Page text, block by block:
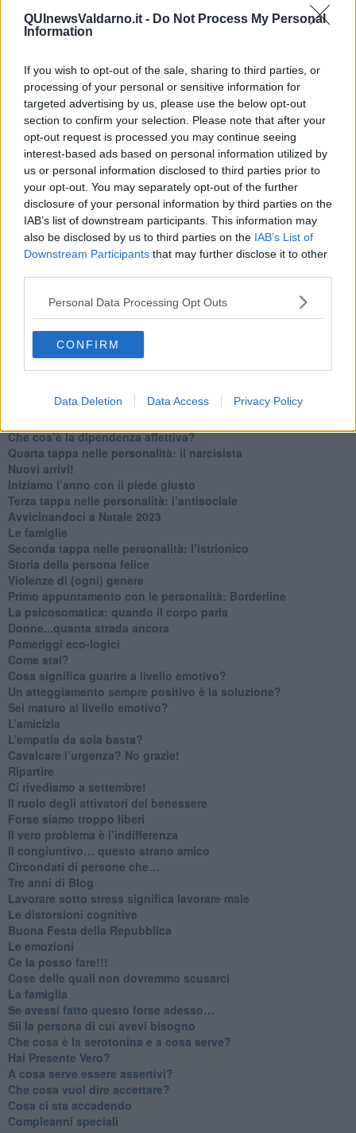
QUInewsValdarno.it - Do Not Process My Personal
Information
If you wish to opt-out of the sale, sharing to third parties, or
processing of your personal or sensitive information for
targeted advertising by us, please use the below opt-out
section to confirm your selection. Please note that after your
opt-out request is processed you may continue seeing
interest-based ads based on personal information utilized by
us or personal information disclosed to third parties prior to
your opt-out. You may separately opt-out of the further
disclosure of your personal information by third parties on the
IAB’s list of downstream participants. This information may
also be disclosed by us to third parties on the IAB’s List of
Downstream Participants that may further disclose it to other
Personal Data Processing Opt Outs
CONFIRM
Data Deletion Data Access Privacy Policy
Vacanze a km zero
​Buone Vacan(si)e!
​Storie antiche di tempi moderni
​Quello che alle mamme non dicono
Adultescenza
Homo imbecillis
​4 anni di Blog
Quando il silenzio è aggressivo
​Il passato, questo conosciuto!
​Clima ballerino e sbalzi d’umore
La maternità
​L’uomo o l’orso?
Non hanno un amico a teatro​
​Tutta una questione di rispetto
​Cose che ci esauriscono
​Vespa che passione!
​Parole d’amore regalate al vento
​Saper pazientare
​Giornata del Fiocchetto Lilla
​Venerdì emozionalmente sostenibile
Contornati di persone che…
Che cos’è la dipendenza affettiva?
Quarta tappa nelle personalità: il narcisista
​Nuovi arrivi!
​Iniziamo l’anno con il piede giusto
​Terza tappa nelle personalità: l’antisociale
​Avvicinandoci a Natale 2023
Le famiglie
Seconda tappa nelle personalità: l’istrionico
​Storia della persona felice
Violenze di (ogni) genere
​Primo appuntamento con le personalità: Borderline
La psicosomatica: quando il corpo parla
Donne...quanta strada ancora
​Pomeriggi eco-logici
​Come stai?
Cosa significa guarire a livello emotivo?
​Un atteggiamento sempre positivo è la soluzione?
​Sei maturo al livello emotivo?
​L’amicizia
​L’empatia da sola basta?
​Cavalcare l’urgenza? No grazie!
Ripartire
​Ci rivediamo a settembre!
​Il ruolo degli attivatori del benessere
​Forse siamo troppo liberi
​Il vero problema è l’indifferenza
​Il congiuntivo… questo strano amico
​Circondati di persone che…
​Tre anni di Blog
​Lavorare sotto stress significa lavorare male
​Le distorsioni cognitive
​Buona Festa della Repubblica
Le emozioni
​Ce la posso fare!!!
​Cose delle quali non dovremmo scusarci
​La famiglia
​Se avessi fatto questo forse adesso…
​Sii la persona di cui avevi bisogno
Che cosa è la serotonina e a cosa serve?
​Hai Presente Vero?
A cosa serve essere assertivi?
​Che cosa vuol dire accettare?
​Cosa ci sta accadendo
​Compleanni speciali